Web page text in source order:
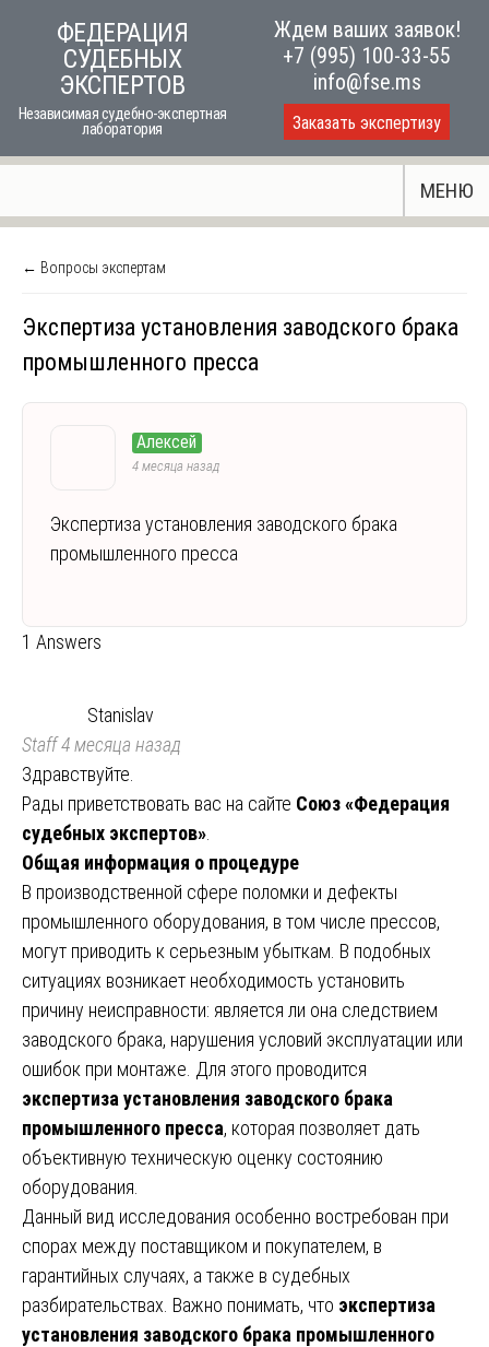
ФЕДЕРАЦИЯ
СУДЕБНЫХ
ЭКСПЕРТОВ
Независимая судебно-экспертная
лаборатория
Ждем ваших заявок!
+7 (995) 100-33-55
info@fse.ms
Заказать экспертизу
МЕНЮ
← Вопросы экспертам
Экспертиза установления заводского брака
промышленного пресса
Алексей
4 месяца назад
Экспертиза установления заводского брака
промышленного пресса
1 Answers
Stanislav
Staff4 месяца назад
Здравствуйте.
Рады приветствовать вас на сайте Союз «Федерация
судебных экспертов»
Общая информация о процедуре
В производственной сфере поломки и дефекты
промышленного оборудования, в том числе прессов,
могут приводить к серьезным убыткам. В подобных
ситуациях возникает необходимость установить
причину неисправности: является ли она следствием
заводского брака, нарушения условий эксплуатации или
ошибок при монтаже. Для этого проводится
экспертиза установления заводского брака
промышленного пресса, которая позволяет дать
объективную техническую оценку состоянию
оборудования.
Данный вид исследования особенно востребован при
спорах между поставщиком и покупателем, в
гарантийных случаях, а также в судебных
разбирательствах. Важно понимать, что экспертиза
установления заводского брака промышленного